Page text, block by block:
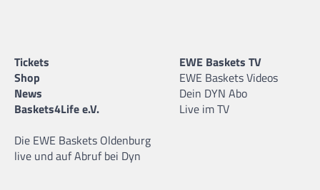
Tickets
Shop
News
Baskets4Life e.V.
Die EWE Baskets Oldenburg
live und auf Abruf bei Dyn
EWE Baskets TV
EWE Baskets Videos
Dein DYN Abo
Live im TV